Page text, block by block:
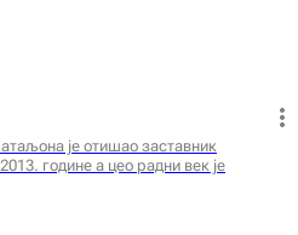
је отишао заставник
године а цео радни век је